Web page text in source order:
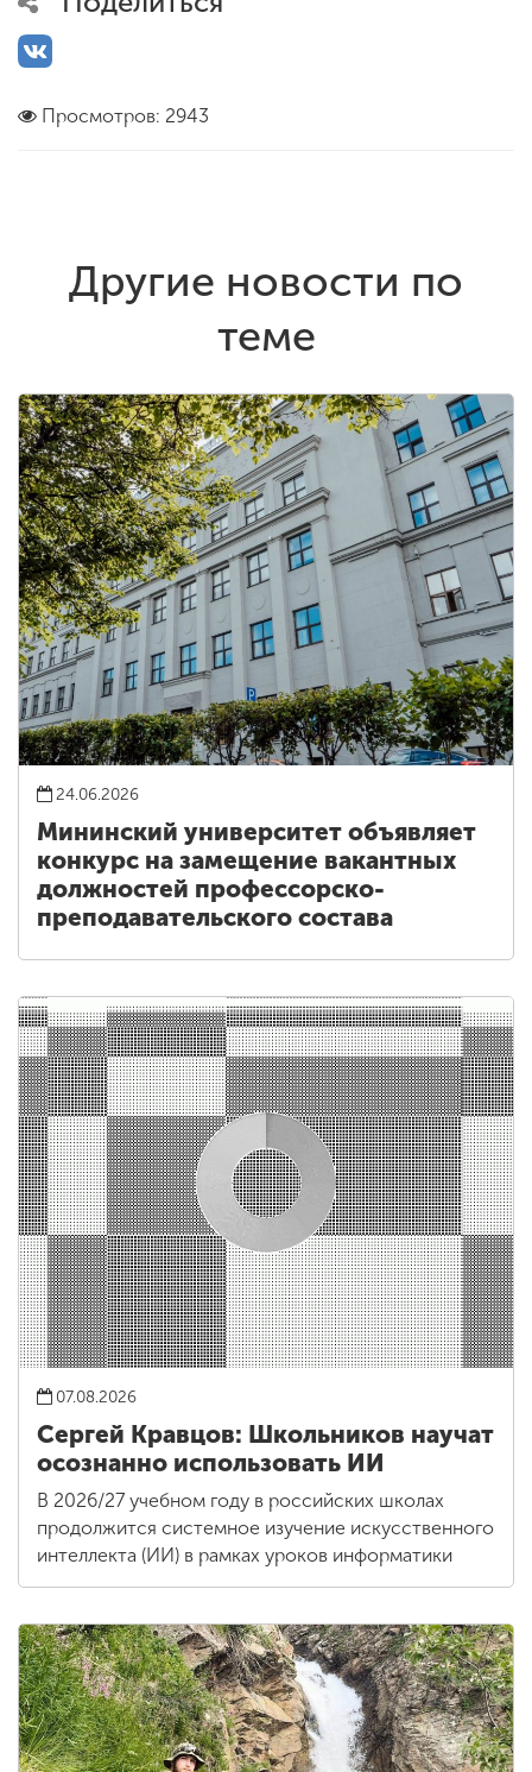
Просмотров: 2943
Другие новости по
теме
24.06.2026
Мининский университет объявляет
конкурс на замещение вакантных
должностей профессорско-
преподавательского состава
07.08.2026
Сергей Кравцов: Школьников научат
осознанно использовать ИИ
В 2026/27 учебном году в российских школах
продолжится системное изучение искусственного
интеллекта (ИИ) в рамках уроков информатики